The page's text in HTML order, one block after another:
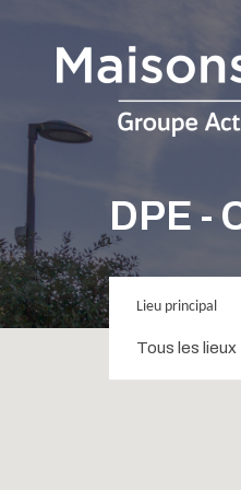
DPE -
Lieu principal
Tous les lieux